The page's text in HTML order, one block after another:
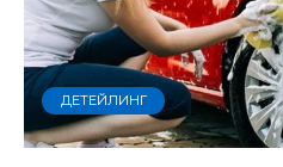
ДЕТЕЙЛИНГ